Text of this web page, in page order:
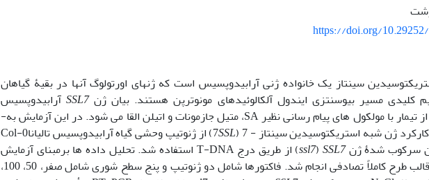
https://doi.org/
سینتاز یک خانواده ژنی آرابیدوپسیس است که ژن­های اورتولوگ آنها در بقیۀ گیاهان
کلیدی مسیر بیوسنتزی ایندول آلکالوئیدهای مونوترپن هستند. بیان ژنSSL7آرابیدوپسیس
تیمار با مولکول­ های پیام­ رسانی نظیرSA، متیل جازمونات و اتیلن القا می­ شود. دراین آزمایش به­
ژن شبه­ استریکتوسیدین سینتاز - 7 ( SSL
7
)از ژنوتیپ وحشی گیاه آرابیدوپسیس تالیاناCol-0
سرکوب ­شدۀ ژنSSL7
(
ssl7) از طریق درجT-DNA استفاده شد.تحلیل داده ­ها برمبنای آزمایش
طرح کاملاً تصادفی انجام شد. فاکتورها شامل دو ژنوتیپ و
پنج سطح شوری شامل صفر، 50، 100،